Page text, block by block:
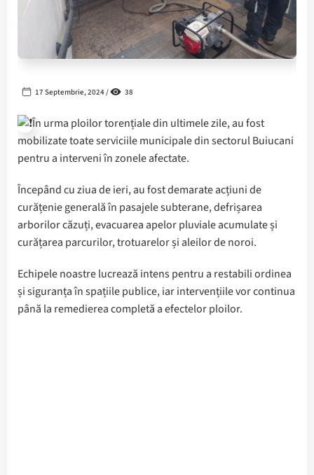
17 Septembrie, 2024 / 38
În urma ploilor torențiale din ultimele zile, au fost
mobilizate toate serviciile municipale din sectorul Buiucani
pentru a interveni în zonele afectate.
Începând cu ziua de ieri, au fost demarate acțiuni de
curățenie generală în pasajele subterane, defrișarea
arborilor căzuți, evacuarea apelor pluviale acumulate și
curățarea parcurilor, trotuarelor și aleilor de noroi.
Echipele noastre lucrează intens pentru a restabili ordinea
și siguranța în spațiile publice, iar intervențiile vor continua
până la remedierea completă a efectelor ploilor.